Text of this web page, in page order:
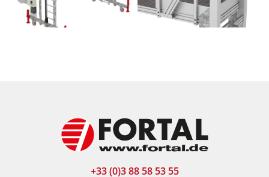
+33 (0)3 88 58 53 55